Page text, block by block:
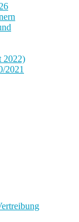
2022)
2021